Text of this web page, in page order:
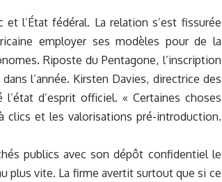
l’État fédéral. La relation s’est fissurée
employer ses modèles pour de la
Riposte du Pentagone, l’inscription
l’année. Kirsten Davies, directrice des
d’esprit officiel. « Certaines choses
clics et les valorisations pré-introduction.
publics avec son dépôt confidentiel le
plus vite. La firme avertit surtout que si ce